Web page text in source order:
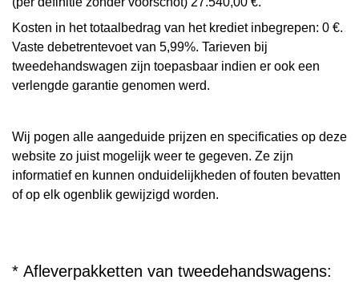
Kosten in het totaalbedrag van het krediet inbegrepen: 0 €.
Vaste debetrentevoet van 5,99%. Tarieven bij
tweedehandswagen zijn toepasbaar indien er ook een
verlengde garantie genomen werd.
Wij pogen alle aangeduide prijzen en specificaties op deze
website zo juist mogelijk weer te gegeven. Ze zijn
informatief en kunnen onduidelijkheden of fouten bevatten
of op elk ogenblik gewijzigd worden.
* Afleverpakketten van tweedehandswagens: